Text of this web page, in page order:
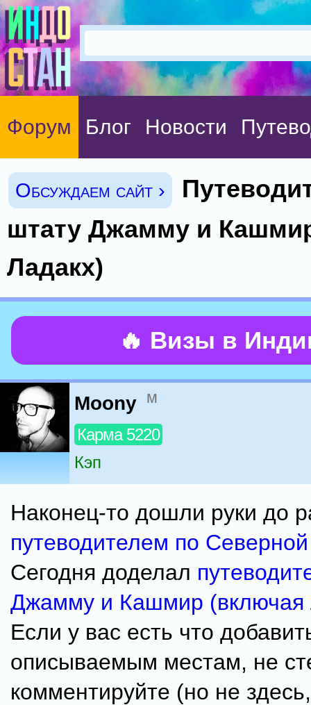
Форум Блог Новости
Обсуждаем сайт ›
штату Джамму и
Ладакх)
🔥 Визы в
Moony м
Карма 5220
Кэп
Наконец-то дошли руки до
путеводителем по
Сегодня доделал
Джамму и Кашмир (включая
Если у вас есть что
описываемым местам, не
комментируйте (но не